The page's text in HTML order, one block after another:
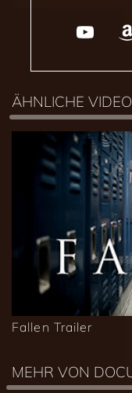
ÄHNLICHE
Fallen Trailer
MEHR VON